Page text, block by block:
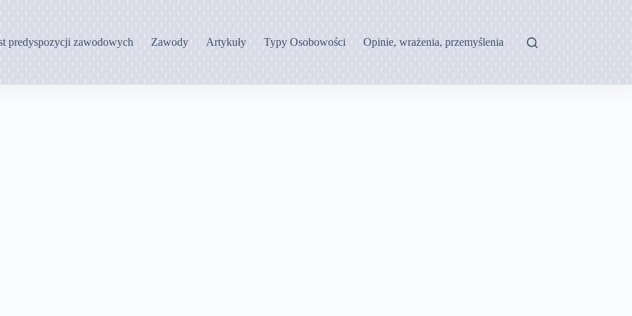
predyspozycji zawodowych Zawody Artykuły Typy Osobowości Opinie, wrażenia, przemyślenia